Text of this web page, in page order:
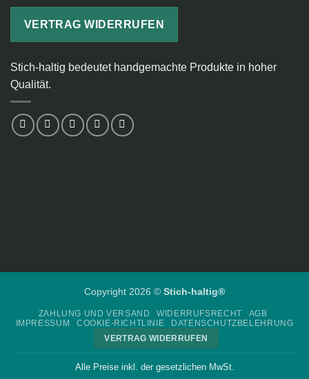
VERTRAG WIDERRUFEN
Stich-haltig bedeutet handgemachte Produkte in hoher
Qualität.
Copyright 2026 © Stich-haltig®
ZAHLUNG UND VERSAND WIDERRUFSRECHT
AGB
IMPRESSUM
COOKIE-RICHTLINIE
DATENSCHUTZBELEHRUNG
VERTRAG WIDERRUFEN
Alle Preise inkl. der gesetzlichen MwSt.